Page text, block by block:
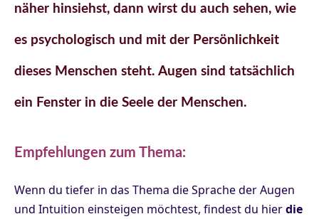
näher hinsiehst, dann wirst du auch sehen, wie
es psychologisch und mit der Persönlichkeit
dieses Menschen steht. Augen sind tatsächlich
ein Fenster in die Seele der Menschen.
Empfehlungen zum Thema:
Wenn du tiefer in das Thema die Sprache der Augen
und Intuition einsteigen möchtest, findest du hierdie